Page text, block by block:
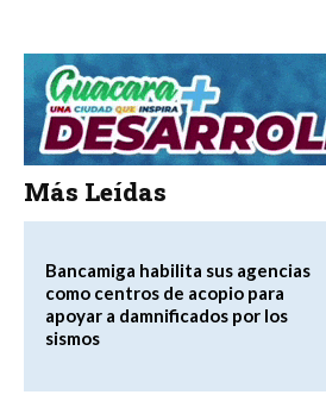
Más Leídas
Bancamiga habilita sus agencias
como centros de acopio para
apoyar a damnificados por los
sismos